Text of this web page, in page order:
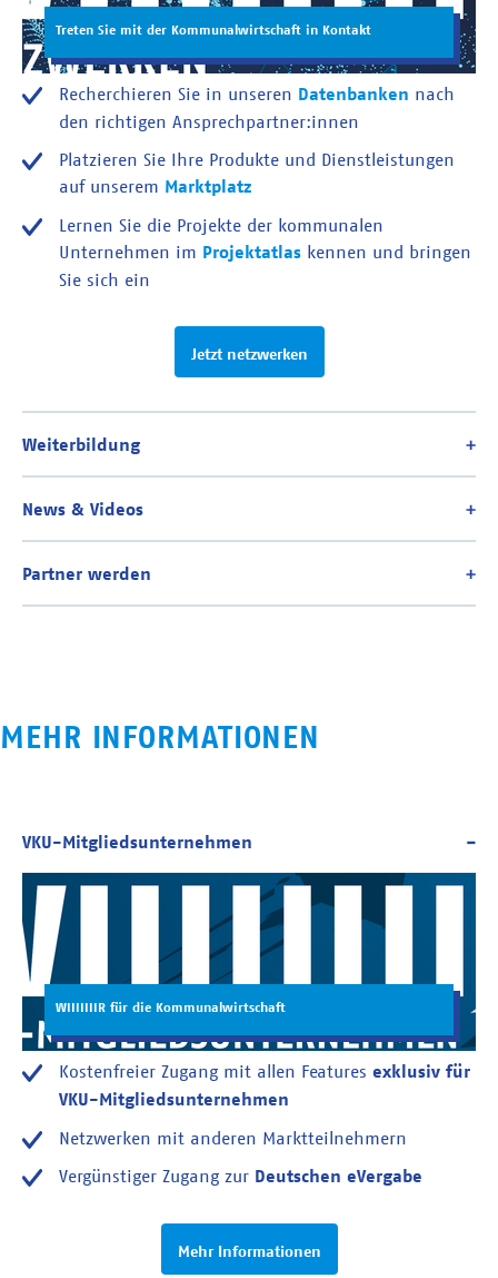
Treten Sie mit der Kommunalwirtschaft in Kontakt
Recherchieren Sie in unseren Datenbanken nach
den richtigen Ansprechpartner:innen
Platzieren Sie Ihre Produkte und Dienstleistungen
auf unserem Marktplatz
Lernen Sie die Projekte der kommunalen
Unternehmen im Projektatlas kennen und bringen
Sie sich ein
Jetzt netzwerken
MEHR INFORMATIONEN
WIIIIIIIR für die Kommunalwirtschaft
Kostenfreier Zugang mit allen Features exklusiv für
VKU-Mitgliedsunternehmen
Netzwerken mit anderen Marktteilnehmern
Vergünstiger Zugang zur Deutschen eVergabe
Mehr Informationen